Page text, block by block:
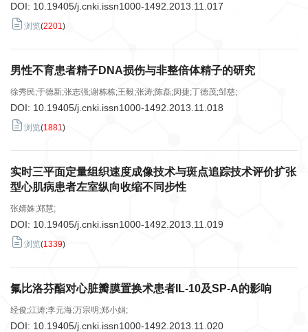
DOI: 10.19405/j.cnki.issn1000-1492.2013.11.017
浏览(2201)
男性不育患者精子DNA损伤与非整倍体精子的研究
徐秀民;于德新;张志强;谢栋栋;王毅;张涛;陈磊;闵捷;丁德茂;邹慈;
DOI: 10.19405/j.cnki.issn1000-1492.2013.11.018
浏览(1881)
实时三平面定量组织速度成像技术与斑点追踪技术评价扩张
型心肌病患者左室纵向收缩不同步性
张婧姝;郑慧;
DOI: 10.19405/j.cnki.issn1000-1492.2013.11.019
浏览(1339)
氟比洛芬酯对心脏瓣膜置换术患者IL-10及SP-A的影响
经俊;江涛;李元海;万宗明;郑小娟;
DOI: 10.19405/j.cnki.issn1000-1492.2013.11.020